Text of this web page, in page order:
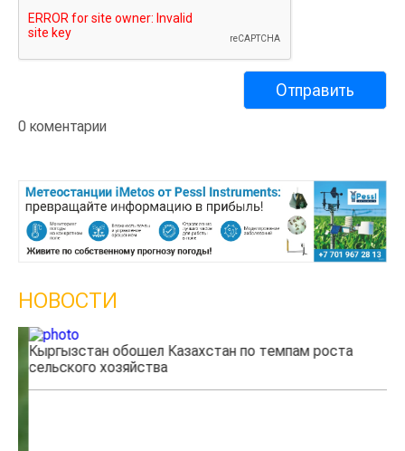
0 коментарии
НОВОСТИ
Кыргызстан обошел Казахстан по темпам роста
сельского хозяйства